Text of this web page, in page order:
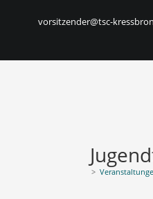
vorsitzender@tsc-
>